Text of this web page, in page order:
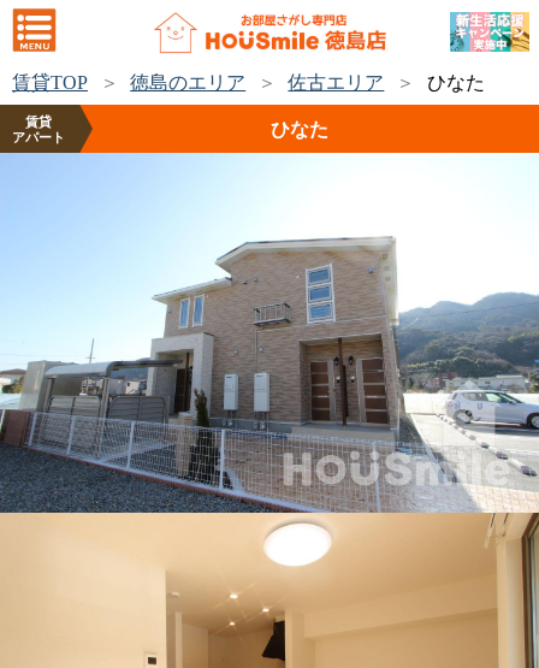
賃貸TOP 徳島のエリア 佐古エリア ひなた
賃貸
アパート
ひなた